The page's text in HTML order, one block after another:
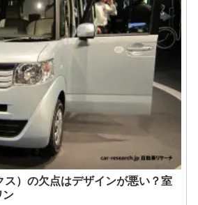
ス）の欠点はデザインが悪い？室
ン